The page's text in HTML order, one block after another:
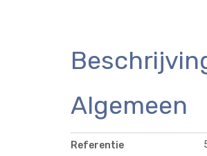
Algemeen
Referentie